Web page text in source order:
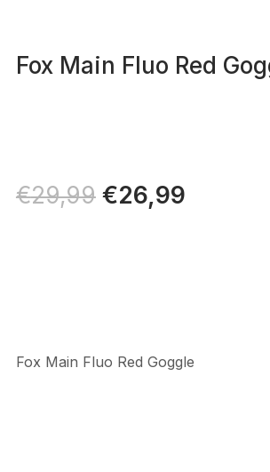
Fox Main Fluo Red
€29,99 Il
prezzo
€26,99Il
Fox Main Fluo Red Goggle